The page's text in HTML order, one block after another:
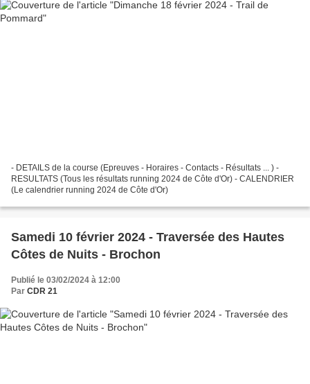
- DETAILS de la course (Epreuves - Horaires - Contacts - Résultats ... ) -
RESULTATS (Tous les résultats running 2024 de Côte d'Or) - CALENDRIER
(Le calendrier running 2024 de Côte d'Or)
Samedi 10 février 2024 - Traversée des Hautes
Côtes de Nuits - Brochon
Publié le 03/02/2024 à 12:00
Par CDR 21